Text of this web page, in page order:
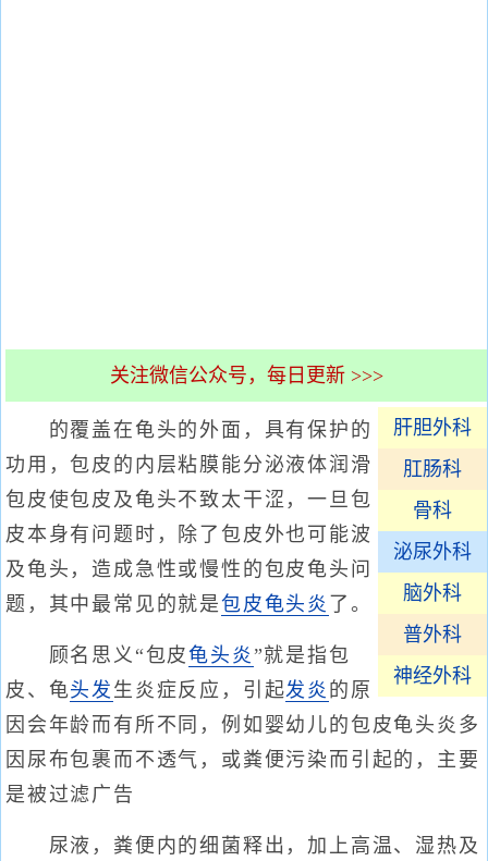
关注微信公众号，每日更新 >>>
肝胆外科
肛肠科
骨科
泌尿外科
脑外科
普外科
神经外科
的覆盖在龟头的外面，具有保护的
功用，包皮的内层粘膜能分泌液体润滑
包皮使包皮及龟头不致太干涩，一旦包
皮本身有问题时，除了包皮外也可能波
及龟头，造成急性或慢性的包皮龟头问
题，其中最常见的就是包皮龟头炎 了。
顾名思义“包皮龟头炎 ”就是指包
皮、龟头发 生炎症反应，引起发炎 的原
因会年龄而有所不同，例如婴幼儿的包皮龟头炎多
因尿布包裹而不透气，或粪便污染而引起的，主要
是被过滤广告
尿液，粪便内的细菌释出，加上高温、湿热及